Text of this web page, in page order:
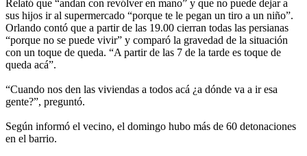
Relató que “andan con revólver en mano” y que no puede dejar a
sus hijos ir al supermercado “porque te le pegan un tiro a un niño”.
Orlando contó que a partir de las 19.00 cierran todas las persianas
“porque no se puede vivir” y comparó la gravedad de la situación
con un toque de queda. “A partir de las 7 de la tarde es toque de
queda acá”.
“Cuando nos den las viviendas a todos acá ¿a dónde va a ir esa
gente?”, preguntó.
Según informó el vecino, el domingo hubo más de 60 detonaciones
en el barrio.